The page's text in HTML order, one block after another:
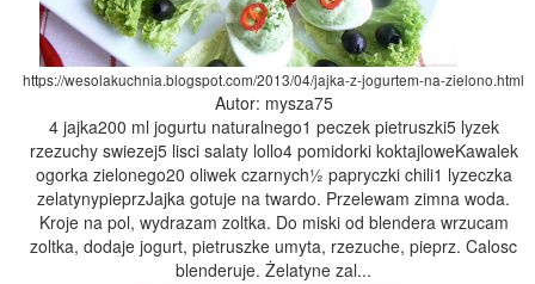
https://wesolakuchnia.blogspot.com/2013/04/jajka-z-jogurtem-na-zielono.html
Autor: mysza75
4 jajka200 ml jogurtu naturalnego1 peczek pietruszki5 lyzek
rzezuchy swiezej5 lisci salaty lollo4 pomidorki koktajloweKawalek
ogorka zielonego20 oliwek czarnych½ papryczki chili1 lyzeczka
zelatynypieprzJajka gotuje na twardo. Przelewam zimna woda.
Kroje na pol, wydrazam zoltka. Do miski od blendera wrzucam
zoltka, dodaje jogurt, pietruszke umyta, rzezuche, pieprz. Calosc
blenderuje. Żelatyne zal...